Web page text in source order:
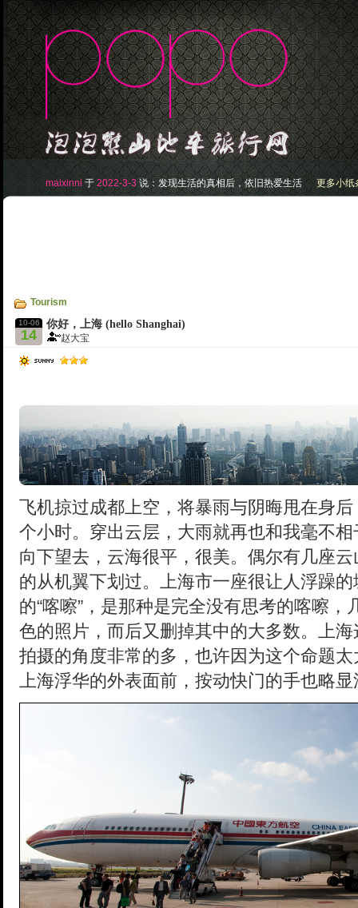
Tourism
10-06
14
你好，上海 (hello Shanghai)
赵大宝
飞机掠过成都上空，将暴雨与阴晦甩在身
个小时。穿出云层，大雨就再也和我毫不
向下望去，云海很平，很美。偶尔有几座
的从机翼下划过。上海市一座很让人浮躁的
的“喀嚓”，是那种是完全没有思考的喀嚓
色的照片，而后又删掉其中的大多数。上
拍摄的角度非常的多，也许因为这个命题
上海浮华的外表面前，按动快门的手也略显
maixinni 于 2022-3-3说： 发现生活的真相后，依旧热爱生活 更多小纸